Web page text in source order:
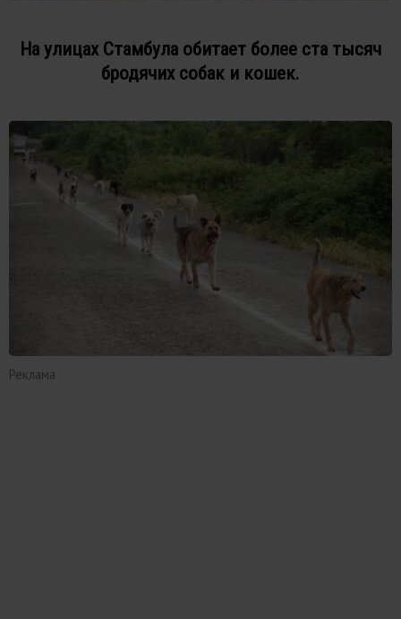
На улицах Стамбула обитает более ста тысяч
бродячих собак и кошек.
Реклама